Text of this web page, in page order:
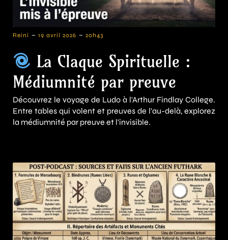
Reini - 19 avril 2026 - 20h43
La Claque Spirituelle :
Médiumnité par preuve
Découvrez le voyage de Ludo à l'Arthur Findlay College.
Entre tables qui volent et preuves de l'au-delà, explorez
la médiumnité par preuve et l'invisible.